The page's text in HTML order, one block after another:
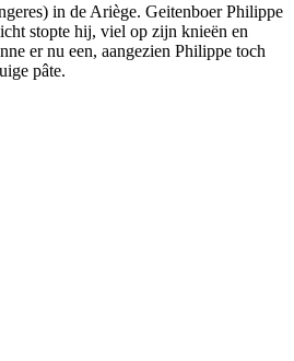
in de Ariège. Geitenboer Philippe
stopte hij, viel op zijn knieën en
er nu een, aangezien Philippe toch
pâte.